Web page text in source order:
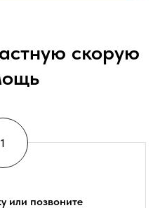
скорую
или позвоните